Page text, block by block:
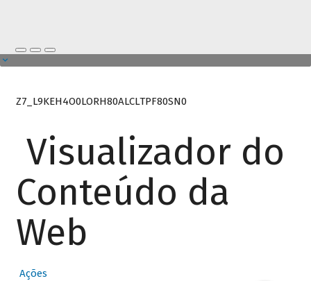
Z7_L9KEH4O0LORH80ALCLTPF80SN0
Visualizador do
Conteúdo da
Web
Ações